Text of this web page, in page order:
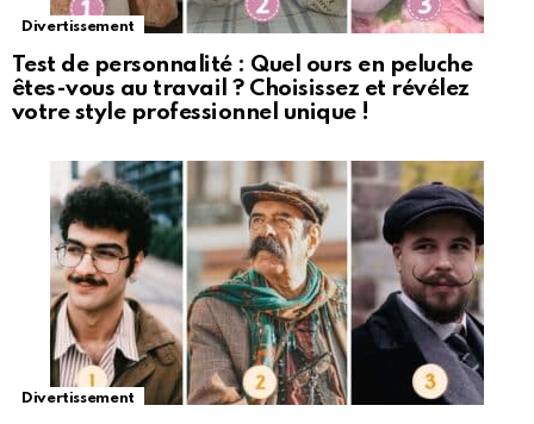
Divertissement
Test de personnalité : Quel ours en peluche
êtes-vous au travail ? Choisissez et révélez
votre style professionnel unique !
Divertissement